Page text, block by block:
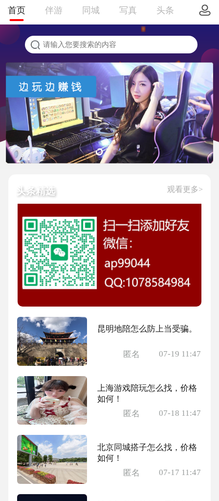
首页 伴游 同城 写真 头条
头条精选 观看更多>
昆明地陪怎么防上当受骗。
匿名 07-19 11:47
上海游戏陪玩怎么找，价格
如何！
匿名
07-18 11:47
北京同城搭子怎么找，价格
如何！
匿名
07-17 11:47